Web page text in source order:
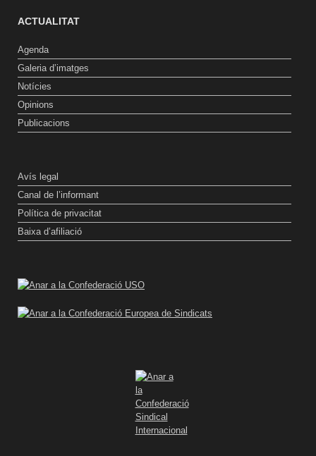
ACTUALITAT
Agenda
Galeria d’imatges
Notícies
Opinions
Publicacions
Avís legal
Canal de l’informant
Política de privacitat
Baixa d’afiliació